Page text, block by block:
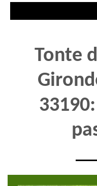
Tonte